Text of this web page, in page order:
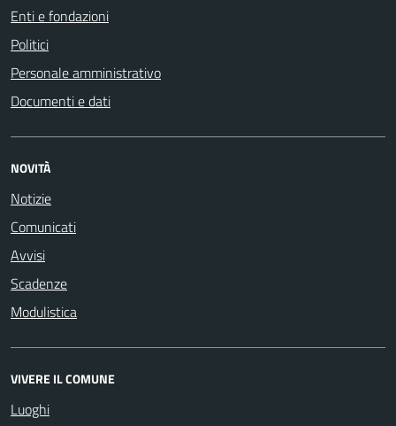
Enti e fondazioni
Politici
Personale amministrativo
Documenti e dati
NOVITÀ
Notizie
Comunicati
Avvisi
Scadenze
Modulistica
VIVERE IL COMUNE
Luoghi